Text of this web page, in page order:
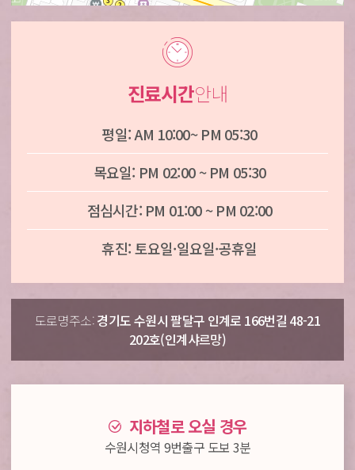
로드뷰 길찾기 지도 크게 보기
진료시간안내
평일: AM 10:00~ PM 05:30
목요일: PM 02:00 ~ PM 05:30
점심시간: PM 01:00 ~ PM 02:00
휴진: 토요일·일요일·공휴일
도로명주소:경기도 수원시 팔달구 인계로 166번길 48-21
202호(인계샤르망)
지하철로 오실 경우
수원시청역 9번출구 도보 3분